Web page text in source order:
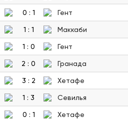
0 : 1 Гент
1 : 1 Маккаби
1 : 0 Гент
2 : 0 Гранада
3 : 2 Хетафе
1 : 3 Севилья
0 : 1 Хетафе